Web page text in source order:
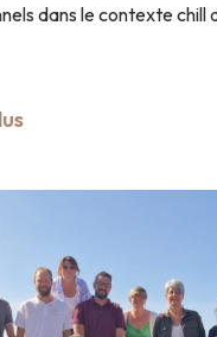
dans le contexte chill